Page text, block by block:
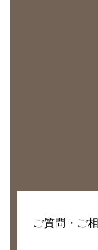
ご質問・ご